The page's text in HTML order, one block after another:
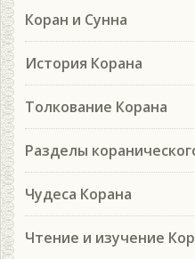
Коран и Сунна
История Корана
Толкование Корана
Разделы
Чудеса Корана
Чтение и изучение